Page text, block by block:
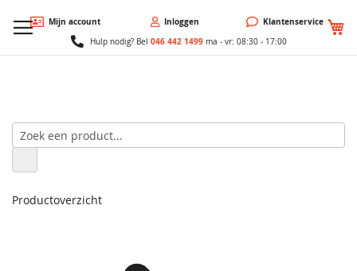
Mijn account Inloggen Klantenservice
Hulp nodig? Bel 046 442 1499ma - vr: 08:30 - 17:00
Productoverzicht